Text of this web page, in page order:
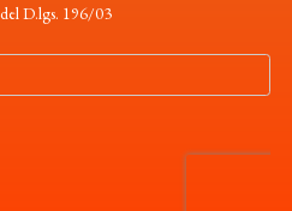
D.lgs. 196/03